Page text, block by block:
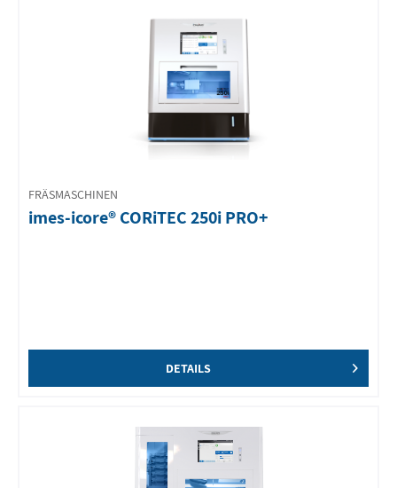
FRÄSMASCHINEN
imes-icore® CORiTEC 250i PRO+
DETAILS